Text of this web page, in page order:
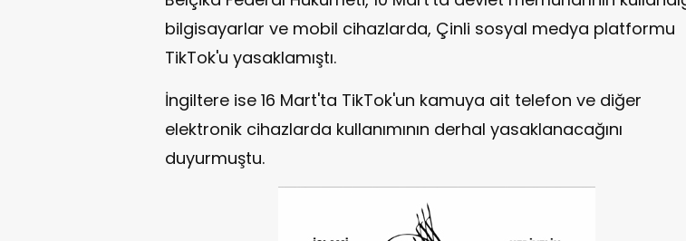
bilgisayarlar ve mobil cihazlarda, Çinli sosyal medya platformu
TikTok'u yasaklamıştı.
İngiltere ise 16 Mart'ta TikTok'un kamuya ait telefon ve diğer
elektronik cihazlarda kullanımının derhal yasaklanacağını
duyurmuştu.